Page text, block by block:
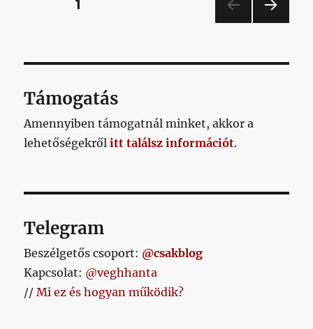
bejegyzéshez
OLDAL1
OLD
Támogatás
Amennyiben támogatnál minket, akkor a
lehetőségekrőlitt találsz információt.
Telegram
Beszélgetős csoport: @csakblog
Kapcsolat: @veghhanta
//Mi ez és hogyan működik?